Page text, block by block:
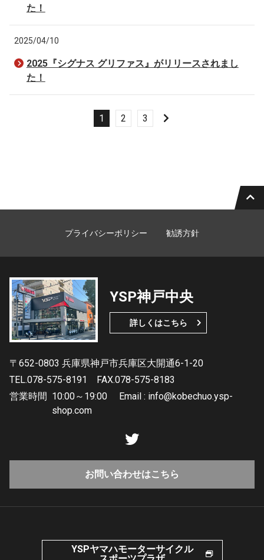
た！
2025/04/10
2025『シグナス グリファス』がリリースされまし
た！
1 2 3
プライバシーポリシー 勧誘方針
YSP神戸中央
詳しくはこちら
〒652-0803 兵庫県神戸市兵庫区大開通6-1-20
TEL.078-575-8191
FAX.078-575-8183
営業時間 10:00～19:00 Email : info@kobechuo.ysp-
shop.com
お問い合わせはこちら
YSPヤマハモーターサイクル